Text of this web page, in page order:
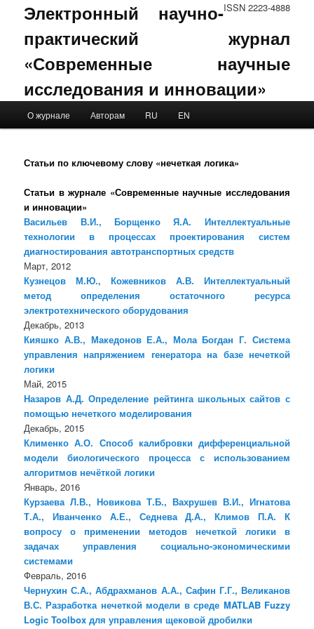
ISSN 2223-4888
Электронный научно-
практический журнал
«Современные научные
исследования и инновации»
Skip to primary content
Skip to secondary content
О журнале Авторам RU EN
Статьи по ключевому слову «нечеткая логика»
Статьи в журнале «Современные научные исследования
и инновации»
Васильев В.И., Борщенко Я.А. Интеллектуальные
технологии в процессах проектирования систем
диагностирования автотранспортных средств
Март, 2012
Кузнецов М.Ю., Кожевников А.В. Интеллектуальный
метод определения остаточного ресурса
электротехнического оборудования
Декабрь, 2013
Кияшко А.В., Македонов Е.А., Мола Богдан Г. Система
управления напряжением генератора на базе нечеткой
логики
Май, 2015
Назаров А.Д. Определение рейтинга школьных сайтов с
помощью нечеткого моделирования
Декабрь, 2015
Клименко А.О. Способ калибровки дифференциальной
модели биологического процесса с использованием
алгоритмов нечёткой логики
Январь, 2016
Курзаева Л.В., Новикова Т.Б., Вахрушев В.И., Игнатова
Т.А., Иванченко А.Е., Седнева Д.А., Климов П.А. К
вопросу о применении методов нечеткой логики в
задачах управления социально-экономическими
системами
Февраль, 2016
Чернухин С.А., Абдрахманов А.А., Сафин Г.Г., Великанов
В.С. Разработка нечеткой модели в среде MATLAB Fuzzy
Logic Toolbox для управления щековой дробилки